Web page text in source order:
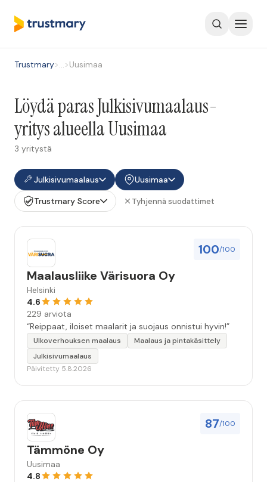
Trustmary>…>Uusimaa
Löydä paras Julkisivumaalaus-
yritys alueella Uusimaa
3 yritystä
Julkisivumaalaus
Uusimaa
Trustmary Score
Tyhjennä suodattimet
100/100
Maalausliike Värisuora Oy
Helsinki
4.6
229 arviota
“Reippaat, iloiset maalarit ja suojaus onnistui hyvin!”
Ulkoverhouksen maalaus
Maalaus ja pintakäsittely
Julkisivumaalaus
Päivitetty 5.8.2026
87/100
Tämmöne Oy
Uusimaa
4.8